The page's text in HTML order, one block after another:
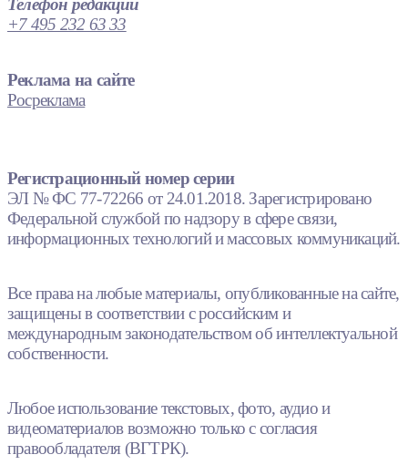
Телефон редакции
+7 495 232 63 33
Реклама на сайте
Росреклама
Регистрационный номер серии
ЭЛ № ФС 77-72266 от 24.01.2018. Зарегистрировано
Федеральной службой по надзору в сфере связи,
информационных технологий и массовых коммуникаций.
Все права на любые материалы, опубликованные на сайте,
защищены в соответствии с российским и
международным законодательством об интеллектуальной
собственности.
Любое использование текстовых, фото, аудио и
видеоматериалов возможно только с согласия
правообладателя (ВГТРК).